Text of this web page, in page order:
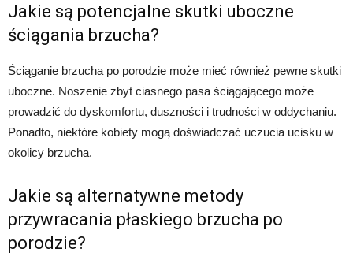
Jakie są potencjalne skutki uboczne
ściągania brzucha?
Ściąganie brzucha po porodzie może mieć również pewne skutki
uboczne. Noszenie zbyt ciasnego pasa ściągającego może
prowadzić do dyskomfortu, duszności i trudności w oddychaniu.
Ponadto, niektóre kobiety mogą doświadczać uczucia ucisku w
okolicy brzucha.
Jakie są alternatywne metody
przywracania płaskiego brzucha po
porodzie?